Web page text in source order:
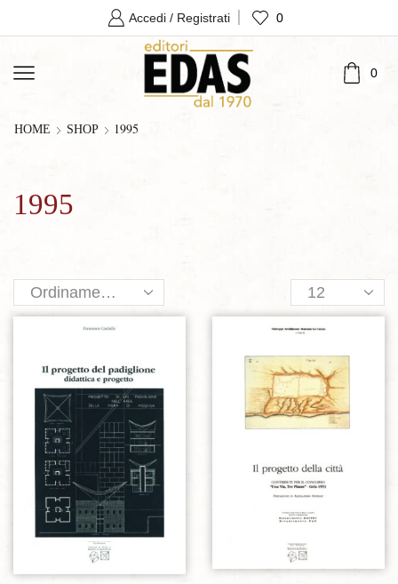
Accedi / Registrati 0
0
HOME SHOP 1995
1995
Products
per
page
Aggiungi alla lista dei desideri Aggiungi alla lista dei desideri